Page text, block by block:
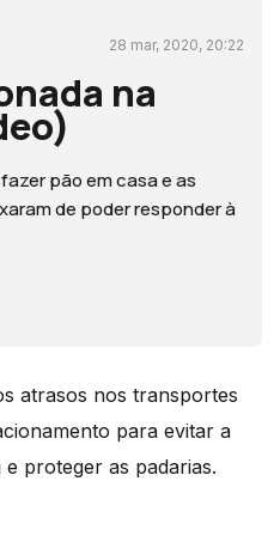
28 mar, 2020, 20:22
na
pão em casa e as
de poder responder à
atrasos nos transportes
para evitar a
proteger as padarias.